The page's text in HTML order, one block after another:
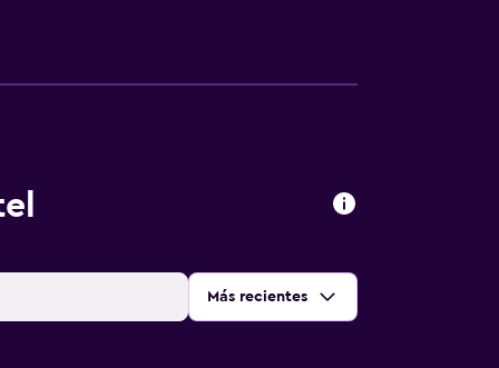
Ordenar por:
Más recientes